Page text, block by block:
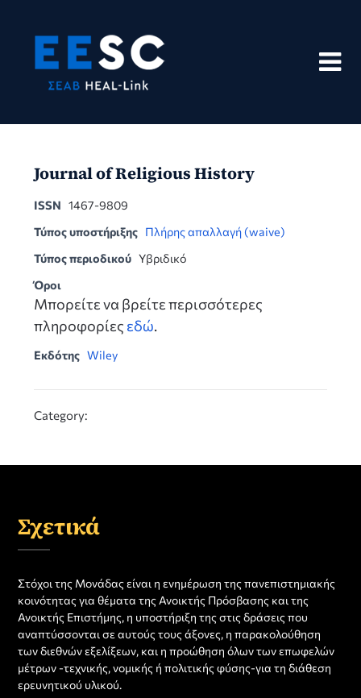
content
Journal of Religious History
ISSN 1467-9809
Τύπος υποστήριξης Πλήρης απαλλαγή (waive)
Τύπος περιοδικού Υβριδικό
Όροι
Μπορείτε να βρείτε περισσότερες
πληροφορίες εδώ.
Εκδότης Wiley
Category:
Σχετικά
Στόχοι της Μονάδας είναι η ενημέρωση της πανεπιστημιακής
κοινότητας για θέματα της Ανοικτής Πρόσβασης και της
Ανοικτής Επιστήμης, η υποστήριξη της στις δράσεις που
αναπτύσσονται σε αυτούς τους άξονες, η παρακολούθηση
των διεθνών εξελίξεων, και η προώθηση όλων των επωφελών
μέτρων -τεχνικής, νομικής ή πολιτικής φύσης-για τη διάθεση
ερευνητικού υλικού.